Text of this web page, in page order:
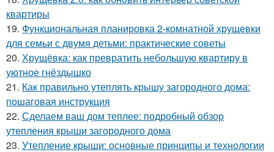
квартиры
19. Функциональная планировка 2-комнатной хрущевки
для семьи с двумя детьми: практические советы
20. Хрущёвка: как превратить небольшую квартиру в
уютное гнёздышко
21. Как правильно утеплять крышу загородного дома:
пошаговая инструкция
22. Сделаем ваш дом теплее: подробный обзор
утепления крыши загородного дома
23. Утепление крыши: основные принципы и технологии